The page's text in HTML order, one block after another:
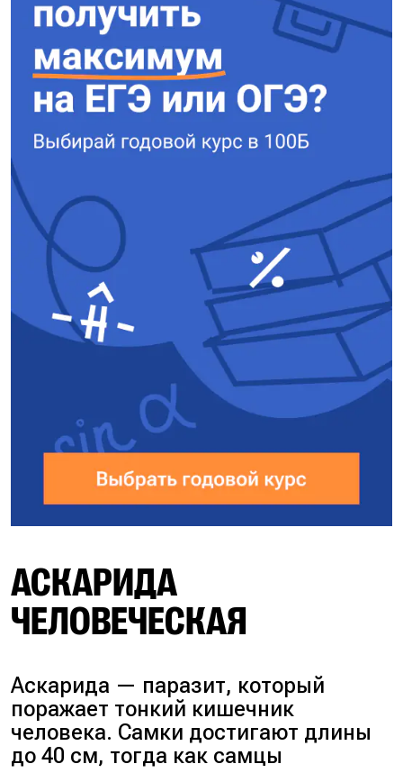
АСКАРИДА
ЧЕЛОВЕЧЕСКАЯ
Аскарида — паразит, который
поражает тонкий кишечник
человека. Самки достигают длины
до 40 см, тогда как самцы